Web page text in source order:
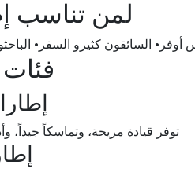
لمن تناسب
أوفر• السائقون كثيرو السفر•
توفر قيادة مريحة، وتماسكاً جيداً،